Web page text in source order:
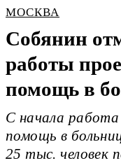
МОСКВА
Собянин
работы
помощь в
С начала
помощь в
25 тыс. человек